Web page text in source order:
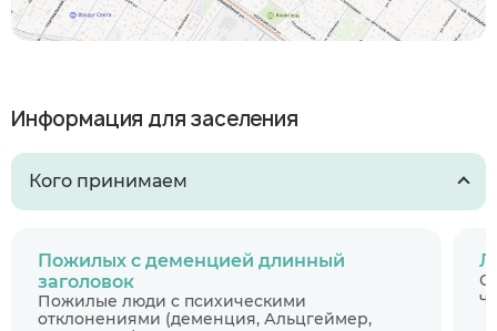
Информация для заселения
Кого принимаем
Пожилых с деменцией длинный
заголовок
Пожилые люди с психическими
отклонениями (деменция, Альцгеймер,